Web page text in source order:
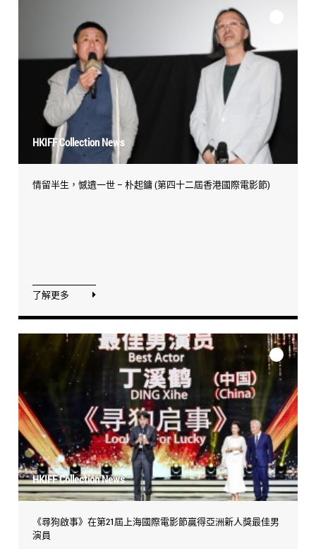
HKIFF Collection News
情留半生，憾遺一世 – 朴起鏞 (第四十二屆香港國際電影節)
了解更多
HKIFF Collection News
《尋狗啟事》在第21屆上海國際電影節贏得亞洲新人獎最佳男
演員